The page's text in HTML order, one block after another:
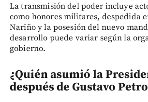
La transmisión del poder incluye
como honores militares, despedida
Nariño y la posesión del nuevo
desarrollo puede variar según la
gobierno.
¿Quién asumió la
después de Gustavo